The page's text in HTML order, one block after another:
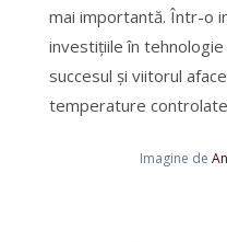
mai importantă. Într-o
investițiile în
succesul și viitorul
temperature
Imagine de